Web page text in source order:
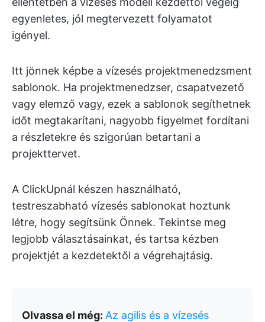
egyenletes, jól megtervezett folyamatot
igényel.
Itt jönnek képbe a vízesés projektmenedzsment
sablonok. Ha projektmenedzser, csapatvezető
vagy elemző vagy, ezek a sablonok segíthetnek
időt megtakarítani, nagyobb figyelmet fordítani
a részletekre és szigorúan betartani a
projekttervet.
A ClickUpnál készen használható,
testreszabható vízesés sablonokat hoztunk
létre, hogy segítsünk Önnek. Tekintse meg
legjobb választásainkat, és tartsa kézben
projektjét a kezdetektől a végrehajtásig.
Olvassa el még: Az agilis és a vízesés